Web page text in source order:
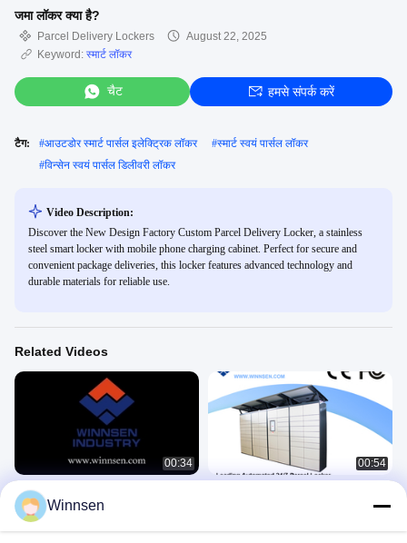
जमा लॉकर क्या है?
Parcel Delivery Lockers
August 22, 2025
Keyword: स्मार्ट लॉकर
चैट हमसे संपर्क करें
टैग: #आउटडोर स्मार्ट पार्सल इलेक्ट्रिक लॉकर #स्मार्ट स्वयं पार्सल लॉकर
#विन्सेन स्वयं पार्सल डिलीवरी लॉकर
Video Description:
Discover the New Design Factory Custom Parcel Delivery Locker, a stainless
steel smart locker with mobile phone charging cabinet. Perfect for secure and
convenient package deliveries, this locker features advanced technology and
durable materials for reliable use.
Related Videos
00:34
क्या सामान को डिपॉजिट लॉकर में रखना सुरक्षित
है?
Parcel Delivery Lockers
00:54
Winnsen